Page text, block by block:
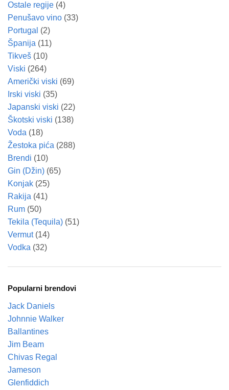
Ostale regije (4)
Penušavo vino (33)
Portugal (2)
Španija (11)
Tikveš (10)
Viski (264)
Američki viski (69)
Irski viski (35)
Japanski viski (22)
Škotski viski (138)
Voda (18)
Žestoka pića (288)
Brendi (10)
Gin (Džin) (65)
Konjak (25)
Rakija (41)
Rum (50)
Tekila (Tequila) (51)
Vermut (14)
Vodka (32)
Popularni brendovi
Jack Daniels
Johnnie Walker
Ballantines
Jim Beam
Chivas Regal
Jameson
Glenfiddich